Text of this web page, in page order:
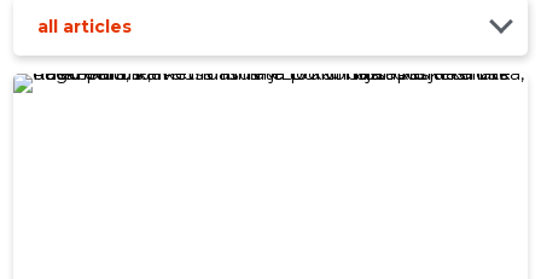
masinad töökorras ja kulud kontrolli all appeared
all articles